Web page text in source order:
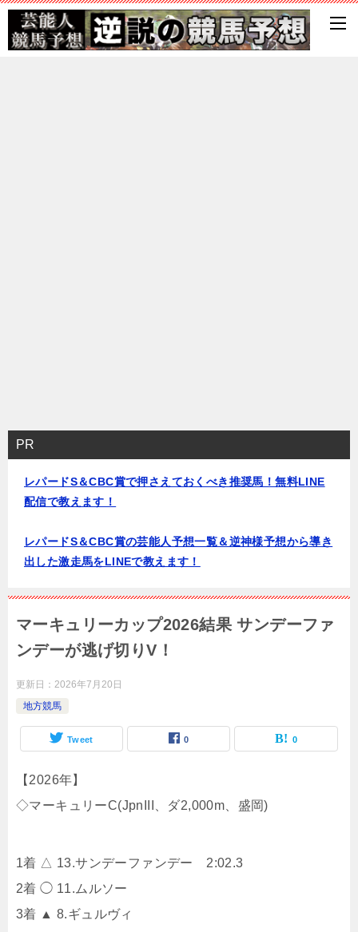
PR
レパードS＆CBC賞で押さえておくべき推奨馬！無料LINE
配信で教えます！
レパードS＆CBC賞の芸能人予想一覧＆逆神様予想から導き
出した激走馬をLINEで教えます！
マーキュリーカップ2026結果 サンデーファ
ンデーが逃げ切りV！
更新日： 2026年7月20日
地方競馬
Tweet 0 0
【2026年】
◇マーキュリーC(JpnIII、ダ2,000m、盛岡)
1着 △ 13.サンデーファンデー 2:02.3
2着 ◯ 11.ムルソー
3着 ▲ 8.ギュルヴィ